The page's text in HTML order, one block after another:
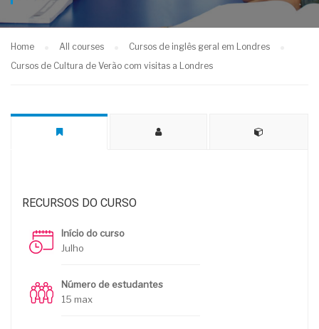
Home All courses
Cursos de inglês geral em Londres
Cursos de Cultura de Verão com visitas a Londres
RECURSOS DO CURSO
Início do curso
Julho
Número de estudantes
15 max